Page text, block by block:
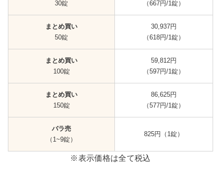
30錠
（667円/1錠）
まとめ買い
50錠
30,937円
（618円/1錠）
まとめ買い
100錠
59,812円
（597円/1錠）
まとめ買い
150錠
86,625円
（577円/1錠）
バラ売
（1~9錠）
825円（1錠）
※表示価格は全て税込